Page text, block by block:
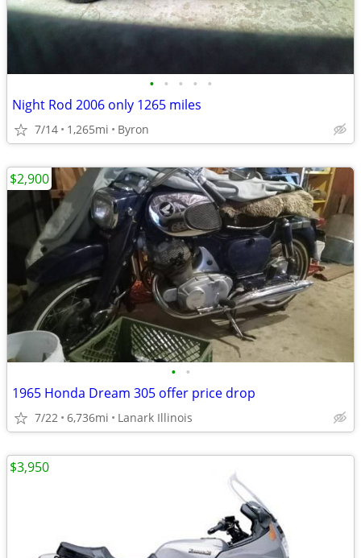
• • • • •
Night Rod 2006 only 1265 miles
7/14 1,265mi Byron
• •
1965 Honda Dream 305 offer price drop
7/22 6,736mi Lanark Illinois
$2,900
$3,950